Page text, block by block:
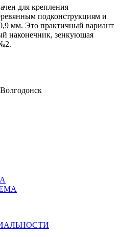
для крепления
подконструкциям и
мм. Это практичный вариант
наконечник, зенкующая